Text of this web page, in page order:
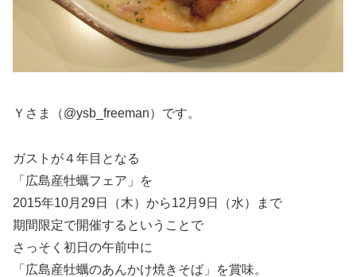
Ｙさま（@ysb_freeman）です。
ガストが４年目となる
「広島産牡蠣フェア」を
2015年10月29日（木）から12月9日（水）まで
期間限定で開催するということで
さっそく初日の午前中に
「広島産牡蠣のあんかけ焼きそば」を賞味。